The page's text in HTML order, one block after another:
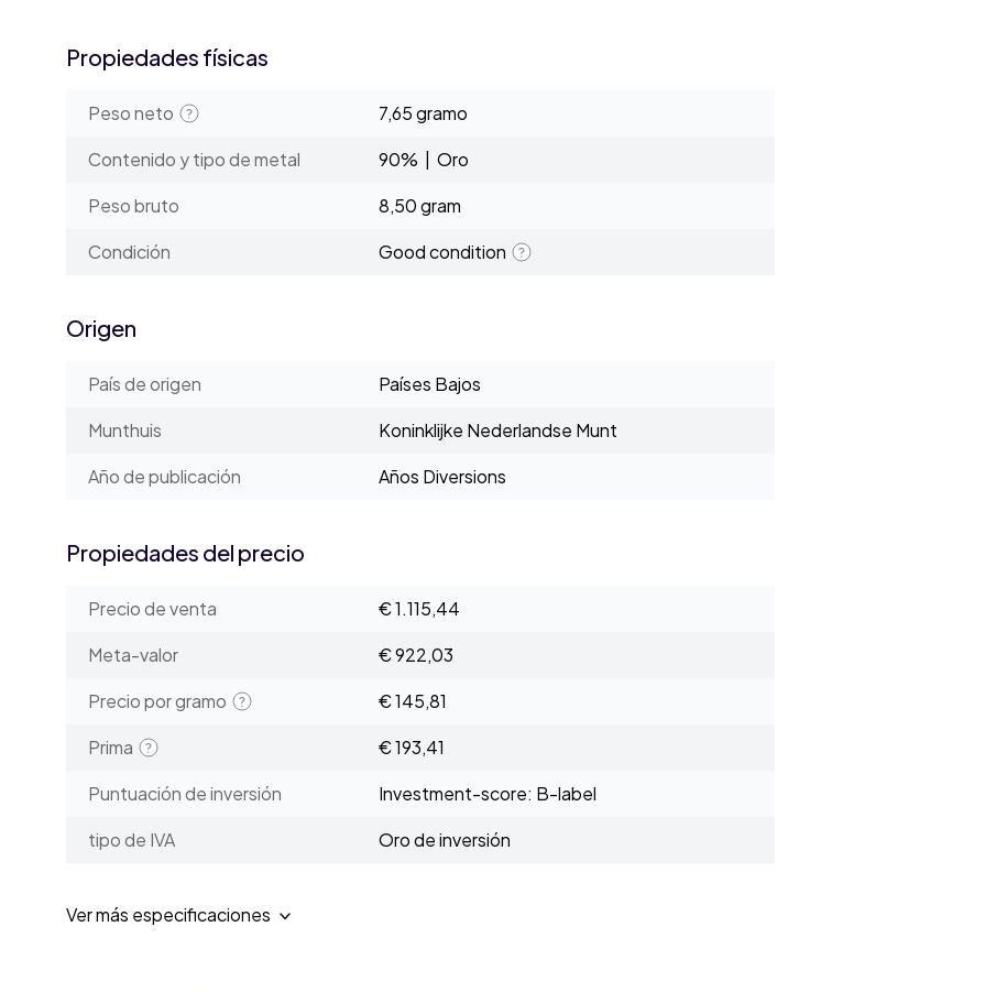
Propiedades físicas
Peso neto
7,65 gramo
Contenido y tipo de metal
90% | Oro
Peso bruto
8,50 gram
Condición
Good condition
Origen
País de origen
Países Bajos
Munthuis
Koninklijke Nederlandse Munt
Año de publicación
Años Diversions
Propiedades del precio
Precio de venta
€ 1.115,44
Meta-valor
€ 922,03
Precio por gramo
€ 145,81
Prima
€ 193,41
Puntuación de inversión
Investment-score: B-label
tipo de IVA
Oro de inversión
Ver más especificaciones